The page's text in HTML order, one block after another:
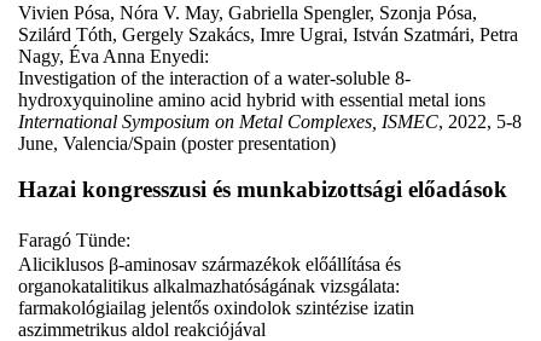
Vivien Pósa, Nóra V. May, Gabriella Spengler, Szonja Pósa,
Szilárd Tóth, Gergely Szakács, Imre Ugrai, István Szatmári, Petra
Nagy, Éva Anna Enyedi:
Investigation of the interaction of a water-soluble 8-
hydroxyquinoline amino acid hybrid with essential metal ions
International Symposium on Metal Complexes, ISMEC, 2022, 5-8
June, Valencia/Spain (poster presentation)
Hazai kongresszusi és munkabizottsági előadások
Faragó Tünde:
Aliciklusos β-aminosav származékok előállítása és
organokatalitikus alkalmazhatóságának vizsgálata:
farmakológiailag jelentős oxindolok szintézise izatin
aszimmetrikus aldol reakciójával